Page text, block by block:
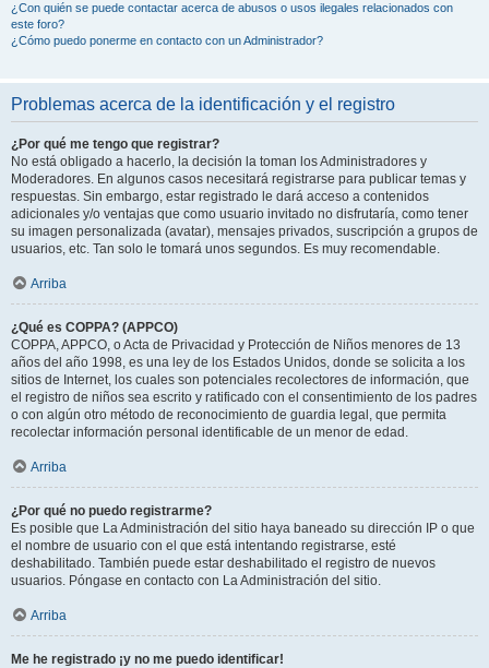
¿Con quién se puede contactar acerca de abusos o usos ilegales relacionados con
este foro?
¿Cómo puedo ponerme en contacto con un Administrador?
Problemas acerca de la identificación y el registro
¿Por qué me tengo que registrar?
No está obligado a hacerlo, la decisión la toman los Administradores y
Moderadores. En algunos casos necesitará registrarse para publicar temas y
respuestas. Sin embargo, estar registrado le dará acceso a contenidos
adicionales y/o ventajas que como usuario invitado no disfrutaría, como tener
su imagen personalizada (avatar), mensajes privados, suscripción a grupos de
usuarios, etc. Tan solo le tomará unos segundos. Es muy recomendable.
Arriba
¿Qué es COPPA? (APPCO)
COPPA, APPCO, o Acta de Privacidad y Protección de Niños menores de 13
años del año 1998, es una ley de los Estados Unidos, donde se solicita a los
sitios de Internet, los cuales son potenciales recolectores de información, que
el registro de niños sea escrito y ratificado con el consentimiento de los padres
o con algún otro método de reconocimiento de guardia legal, que permita
recolectar información personal identificable de un menor de edad.
Arriba
¿Por qué no puedo registrarme?
Es posible que La Administración del sitio haya baneado su dirección IP o que
el nombre de usuario con el que está intentando registrarse, esté
deshabilitado. También puede estar deshabilitado el registro de nuevos
usuarios. Póngase en contacto con La Administración del sitio.
Arriba
Me he registrado ¡y no me puedo identificar!